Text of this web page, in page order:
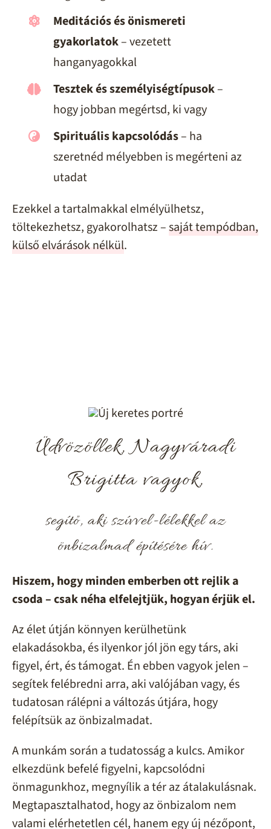
Meditációs és önismereti
gyakorlatok– vezetett
hanganyagokkal
Tesztek és személyiségtípusok–
hogy jobban megértsd, ki vagy
Spirituális kapcsolódás– ha
szeretnéd mélyebben is megérteni az
utadat
Ezekkel a tartalmakkal elmélyülhetsz,
töltekezhetsz, gyakorolhatsz –saját tempódban,
külső elvárások nélkül.
Üdvözöllek, Nagyváradi
Brigitta vagyok,
segítő, aki szívvel-lélekkel az
önbizalmad építésére hív.
Hiszem, hogy minden emberben ott rejlik a
csoda – csak néha elfelejtjük, hogyan érjük el.
Az élet útján könnyen kerülhetünk
elakadásokba, és ilyenkor jól jön egy társ, aki
figyel, ért, és támogat. Én ebben vagyok jelen –
segítek felébredni arra, aki valójában vagy, és
tudatosan rálépni a változás útjára, hogy
felépítsük az önbizalmadat.
A munkám során a tudatosság a kulcs. Amikor
elkezdünk befelé figyelni, kapcsolódni
önmagunkhoz, megnyílik a tér az átalakulásnak.
Megtapasztalhatod, hogy az önbizalom nem
valami elérhetetlen cél, hanem egy új nézőpont,